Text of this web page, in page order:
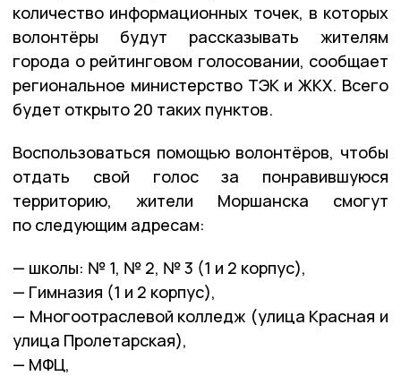
количество информационных точек, в которых
волонтёры будут рассказывать жителям
города о рейтинговом голосовании, сообщает
региональное министерство ТЭК и ЖКХ. Всего
будет открыто 20 таких пунктов.
Воспользоваться помощью волонтёров, чтобы
отдать свой голос за понравившуюся
территорию, жители Моршанска смогут
по следующим адресам:
— школы: № 1, № 2, № 3 (1 и 2 корпус),
— Гимназия (1 и 2 корпус),
— Многоотраслевой колледж (улица Красная и
улица Пролетарская),
— МФЦ,